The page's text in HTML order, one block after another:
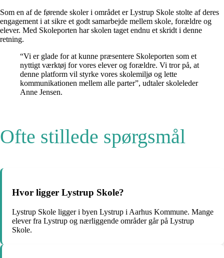
Som en af de førende skoler i området er Lystrup Skole stolte af deres
engagement i at sikre et godt samarbejde mellem skole, forældre og
elever. Med Skoleporten har skolen taget endnu et skridt i denne
retning.
“Vi er glade for at kunne præsentere Skoleporten som et
nyttigt værktøj for vores elever og forældre. Vi tror på, at
denne platform vil styrke vores skolemiljø og lette
kommunikationen mellem alle parter”, udtaler skoleleder
Anne Jensen.
Ofte stillede spørgsmål
Hvor ligger Lystrup Skole?
Lystrup Skole ligger i byen Lystrup i Aarhus Kommune. Mange
elever fra Lystrup og nærliggende områder går på Lystrup
Skole.